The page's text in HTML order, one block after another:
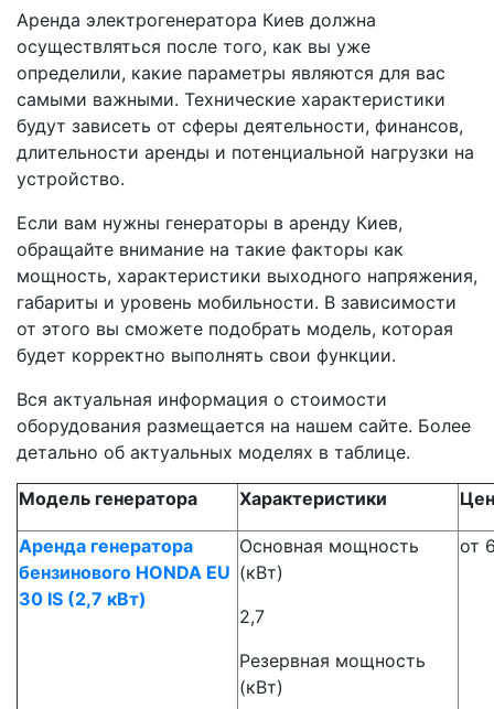
Аренда электрогенератора Киев должна
осуществляться после того, как вы уже
определили, какие параметры являются для вас
самыми важными. Технические характеристики
будут зависеть от сферы деятельности, финансов,
длительности аренды и потенциальной нагрузки на
устройство.
Если вам нужны генераторы в аренду Киев,
обращайте внимание на такие факторы как
мощность, характеристики выходного напряжения,
габариты и уровень мобильности. В зависимости
от этого вы сможете подобрать модель, которая
будет корректно выполнять свои функции.
Вся актуальная информация о стоимости
оборудования размещается на нашем сайте. Более
детально об актуальных моделях в таблице.
Модель генератора Характеристики
Аренда генератора
бензинового HONDA EU
30 IS (2,7 кВт)
Основная мощность
(кВт)
2,7
Резервная мощность
(кВт)
от